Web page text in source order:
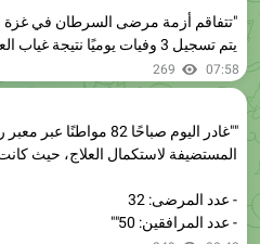
269 07:58
""غادر اليوم صباحًا 82
المستضيفة لاستكمال العلاج، حيث
- عدد المرضى: 32
249 08:42